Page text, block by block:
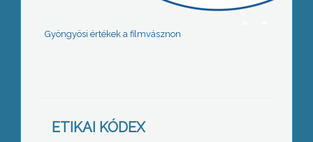
Gyöngyösi értékek a filmvásznon
ETIKAI KÓDEX